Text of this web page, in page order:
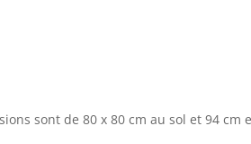
sont de 80 x 80 cm au sol et 94